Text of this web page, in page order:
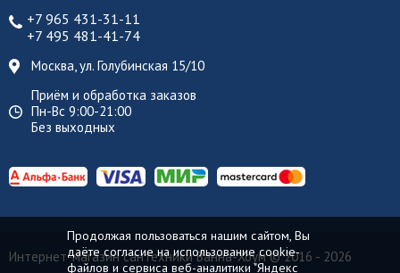
+7 965 431-31-11
+7 495 481-41-74
Москва, ул. Голубинская 15/10
Приём и обработка заказов
Пн-Вс 9:00-21:00
Без выходных
Интернет-магазин сантехники Ванна-Хоум© 2016 - 2026
Продолжая пользоваться нашим сайтом, Вы
даёте согласие на использование cookie-
файлов и сервиса веб-аналитики "Яндекс